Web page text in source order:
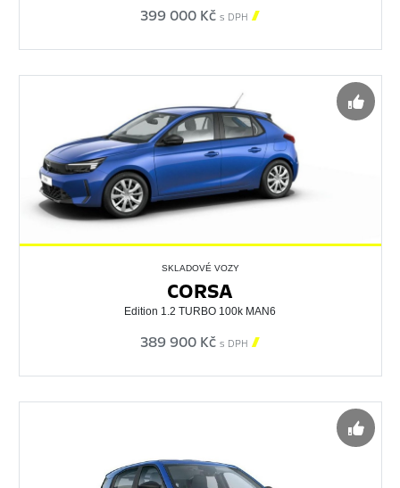
399 000 Kč s DPH 
SKLADOVÉ VOZY
CORSA
Edition 1.2 TURBO 100k MAN6
389 900 Kč s DPH 